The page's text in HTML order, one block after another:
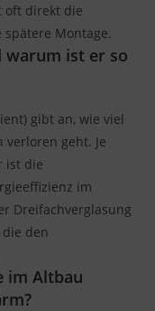
oft direkt die
Montage.
warum ist er so
gibt an, wie viel
verloren geht. Je
ist die
im
Dreifachverglasung
den
im Altbau